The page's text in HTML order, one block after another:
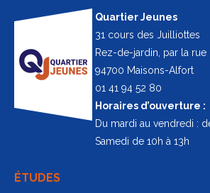
Quartier Jeunes
31 cours des Juilliottes
Rez-de-jardin, par la rue
94700 Maisons-Alfort
01 41 94 52 80
Horaires d’ouverture :
Du mardi au vendredi :
Samedi de 10h à 13h
ÉTUDES